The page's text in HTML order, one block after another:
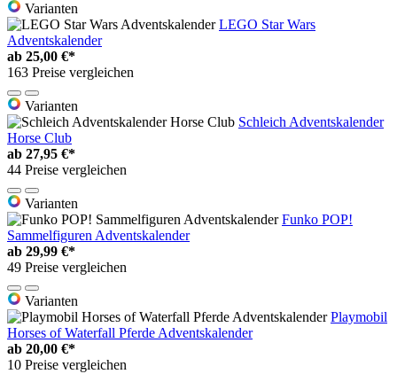
Varianten
LEGO Star Wars
Adventskalender
ab 25,00 €*
163 Preise vergleichen
Varianten
Schleich Adventskalender
Horse Club
ab 27,95 €*
44 Preise vergleichen
Varianten
Funko POP!
Sammelfiguren Adventskalender
ab 29,99 €*
49 Preise vergleichen
Varianten
Playmobil
Horses of Waterfall Pferde Adventskalender
ab 20,00 €*
10 Preise vergleichen